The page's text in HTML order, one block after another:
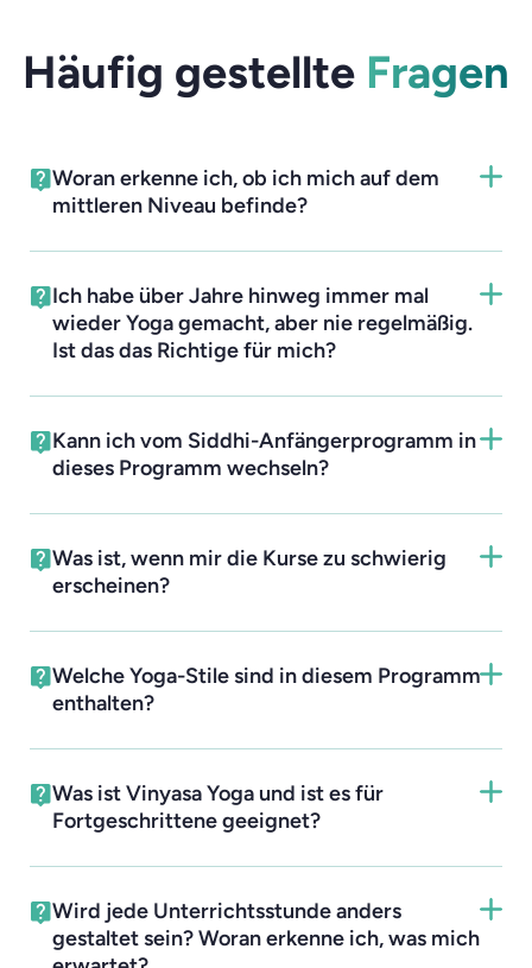
Häufig gestellte Fragen
Woran erkenne ich, ob ich mich auf dem
mittleren Niveau befinde?
Ich habe über Jahre hinweg immer mal
wieder Yoga gemacht, aber nie regelmäßig.
Ist das das Richtige für mich?
Kann ich vom Siddhi-Anfängerprogramm in
dieses Programm wechseln?
Was ist, wenn mir die Kurse zu schwierig
erscheinen?
Welche Yoga-Stile sind in diesem Programm
enthalten?
Was ist Vinyasa Yoga und ist es für
Fortgeschrittene geeignet?
Wird jede Unterrichtsstunde anders
gestaltet sein? Woran erkenne ich, was mich